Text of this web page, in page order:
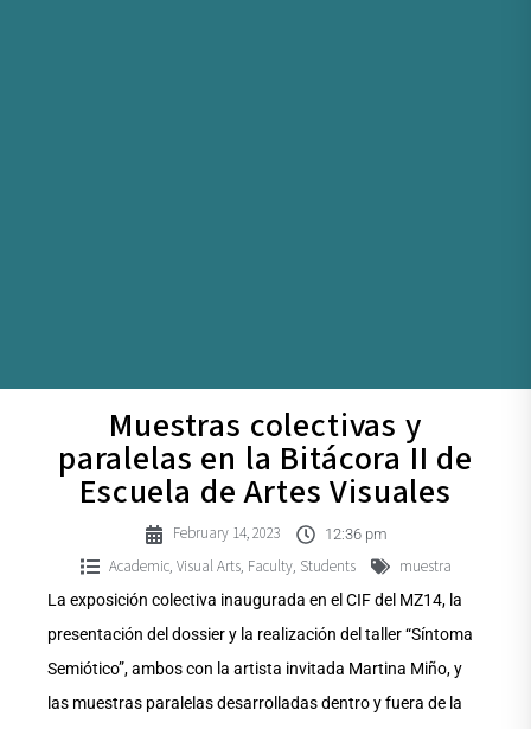
Muestras colectivas y
paralelas en la Bitácora II de
Escuela de Artes Visuales
February 14, 2023 12:36 pm
Academic, Visual Arts, Faculty, Students muestra
La exposición colectiva inaugurada en el CIF del MZ14, la
presentación del dossier y la realización del taller “Síntoma
Semiótico”, ambos con la artista invitada Martina Miño, y
las muestras paralelas desarrolladas dentro y fuera de la